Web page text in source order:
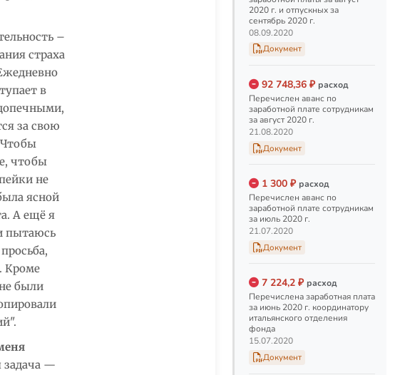
–
страха
в
за свою
Чтобы
чтобы
не
ясной
А ещё я
пытаюсь
Кроме
были
—
Заработная плата за
июнь 2020 г.
Перечисление заработной
2020 г. и пособия по
увольнению Быструшкину
С.К.
10.07.2020
Зарплаты в фонде за
Дорогие друзья. Возможно,
вы обратили внимание, что в
июне у нас очень сильно
выросли расходы на
зарплаты сотрудникам. Так
как это не наши, а ваши
деньги, давайте мы
произошло. Дело в том, что
фонд "Предание" попал в
список Министерства
Экономического развити…
02.07.2020
Заработная плата и
2020 г. и отпускных за
сентябрь 2020 г.
08.09.2020
Документ
92 748,36 ₽ расход
Перечислен аванс по
заработной плате сотрудникам
за август 2020 г.
21.08.2020
Документ
1 300 ₽ расход
Перечислен аванс по
заработной плате сотрудникам
за июль 2020 г.
21.07.2020
Документ
7 224,2 ₽ расход
Перечислена заработная плата
за июнь 2020 г. координатору
итальянского отделения
фонда
15.07.2020
Документ